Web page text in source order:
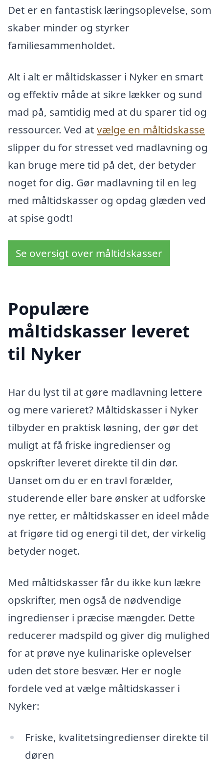
Det er en fantastisk læringsoplevelse, som
skaber minder og styrker
familiesammenholdet.
Alt i alt er måltidskasser i Nyker en smart
og effektiv måde at sikre lækker og sund
mad på, samtidig med at du sparer tid og
ressourcer. Ved at vælge en måltidskasse
slipper du for stresset ved madlavning og
kan bruge mere tid på det, der betyder
noget for dig. Gør madlavning til en leg
med måltidskasser og opdag glæden ved
at spise godt!
Se oversigt over måltidskasser
Populære
måltidskasser leveret
til Nyker
Har du lyst til at gøre madlavning lettere
og mere varieret? Måltidskasser i Nyker
tilbyder en praktisk løsning, der gør det
muligt at få friske ingredienser og
opskrifter leveret direkte til din dør.
Uanset om du er en travl forælder,
studerende eller bare ønsker at udforske
nye retter, er måltidskasser en ideel måde
at frigøre tid og energi til det, der virkelig
betyder noget.
Med måltidskasser får du ikke kun lækre
opskrifter, men også de nødvendige
ingredienser i præcise mængder. Dette
reducerer madspild og giver dig mulighed
for at prøve nye kulinariske oplevelser
uden det store besvær. Her er nogle
fordele ved at vælge måltidskasser i
Nyker:
Friske, kvalitetsingredienser direkte til
døren